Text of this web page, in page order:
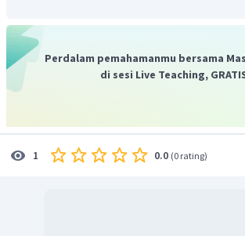
Berikut hubungan hibridisasi orbital
molekul.
pada subkulitp.
Perdalam pemahamanmu bersama
di sesi Live Teaching,
1 0.0 (0 rating)